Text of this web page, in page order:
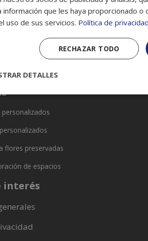
24
D 8:00h a 20:00h
flores preservadas
de espacios
interés
información que les haya proporcionado o
uso de sus servicios. Política de
RECHAZAR TODO
DETALLES